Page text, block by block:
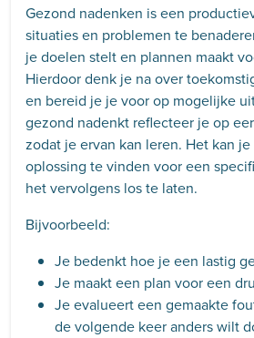
Gezond nadenken is een
situaties en problemen te
je doelen stelt en plannen maakt
Hierdoor denk je na over
en bereid je je voor op mogelijke
gezond nadenkt reflecteer je op
zodat je ervan kan leren. Het kan
oplossing te vinden voor een
het vervolgens los te laten.
Bijvoorbeeld:
Je bedenkt hoe je een lastig
Je maakt een plan voor een
Je evalueert een gemaakte
de volgende keer anders wilt